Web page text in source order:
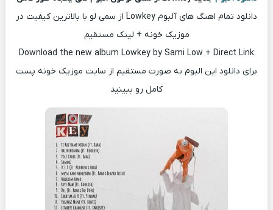
دانلود تمام اهنگ های آلبوم Lowkey از سمی لو با بالاترین کیفیت در
موزیک خونه + لینک مستقیم
Download the new album Lowkey by Sami Low + Direct Link
برای دانلود این البوم به صورت مستقیم از سایت موزیک خونه پست
کامل رو ببینید